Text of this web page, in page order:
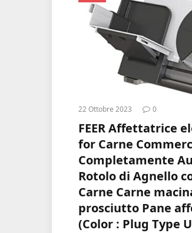
22 Ottobre 2023 0
FEER Affettatrice
for Carne
Completamente
Rotolo di Agnello
Carne Carne
prosciutto Pane
(Color : Plug Type